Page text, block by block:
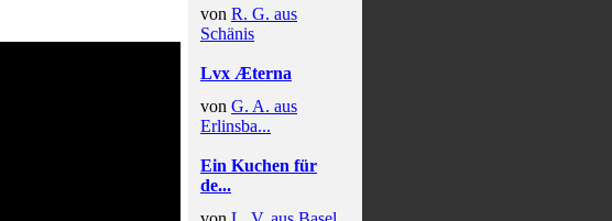
von R. G. aus
Schänis
Lvx Æterna
von G. A. aus
Erlinsba...
Ein Kuchen für
de...